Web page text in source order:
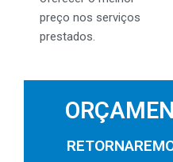
preço nos serviços
prestados.